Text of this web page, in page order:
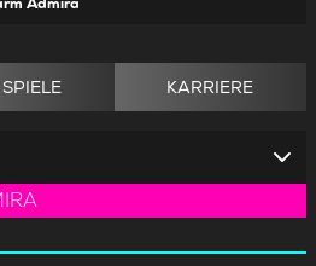
SPIELE KARRIERE